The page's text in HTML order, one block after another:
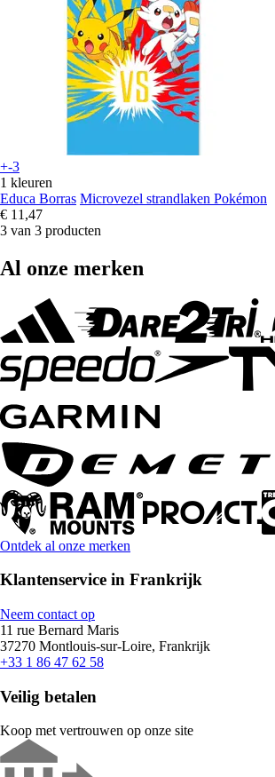
+-3
1 kleuren
Educa Borras Microvezel strandlaken Pokémon
€ 11,47
3 van 3 producten
Al onze merken
Ontdek al onze merken
Klantenservice in Frankrijk
Neem contact op
11 rue Bernard Maris
37270 Montlouis-sur-Loire, Frankrijk
+33 1 86 47 62 58
Veilig betalen
Koop met vertrouwen op onze site